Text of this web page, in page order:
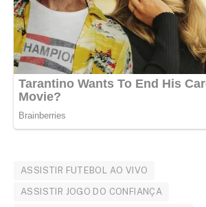
ASSISTIR FUTEBOL AO VIVO
ASSISTIR JOGO DO CONFIANÇA